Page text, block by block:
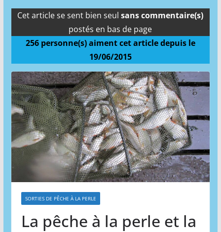
Cet article se sent bien seulsans commentaire(s)
postés en bas de page
256personne(s) aiment cet article depuis le
19/06/2015
SORTIES DE PÊCHE À LA PERLE
La pêche à la perle et la